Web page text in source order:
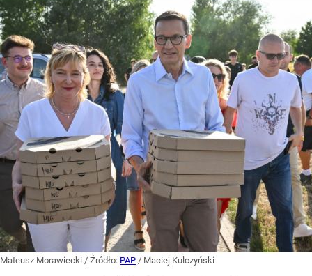
Mateusz Morawiecki / Źródło: PAP / Maciej Kulczyński